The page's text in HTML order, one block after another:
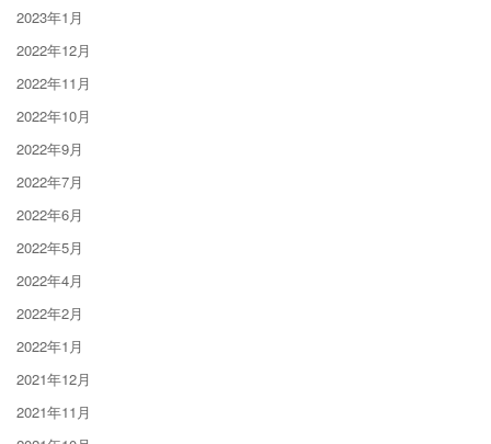
2023年1月
2022年12月
2022年11月
2022年10月
2022年9月
2022年7月
2022年6月
2022年5月
2022年4月
2022年2月
2022年1月
2021年12月
2021年11月